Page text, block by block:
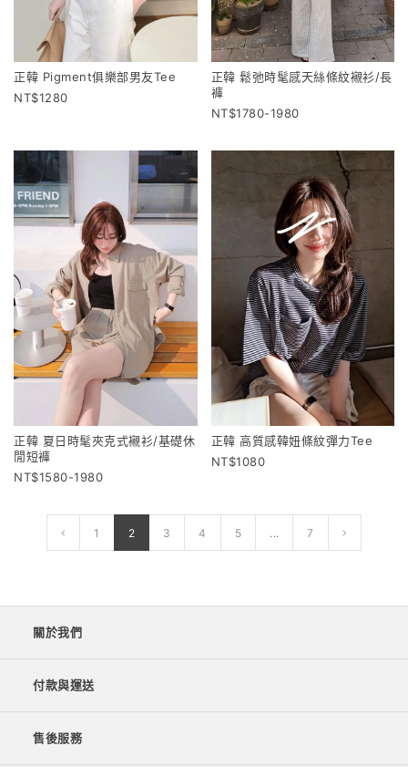
正韓 Pigment俱樂部男友Tee
1280
正韓 鬆弛時髦感天絲條紋襯衫/長
褲
1780-1980
正韓 夏日時髦夾克式襯衫/基礎休
閒短褲
1580-1980
正韓 高質感韓妞條紋彈力Tee
1080
1 2 3 4 5 ... 7
關於我們
付款與運送
售後服務